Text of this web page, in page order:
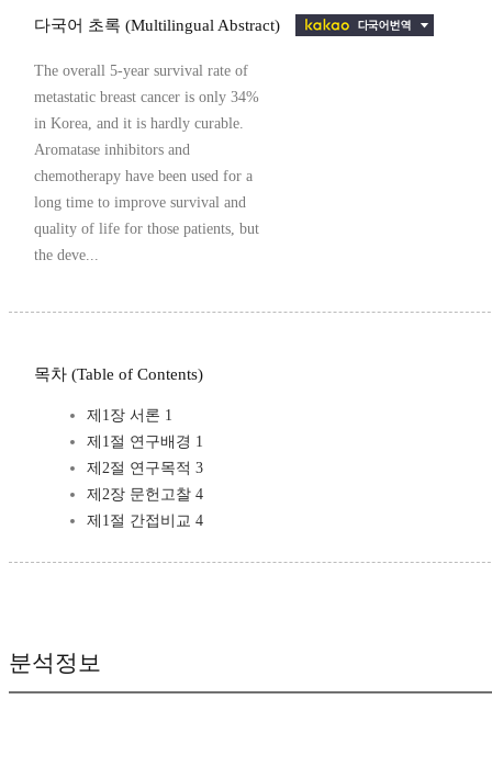
다국어 초록 (Multilingual Abstract)
The overall 5-year survival rate of
metastatic breast cancer is only 34%
in Korea, and it is hardly curable.
Aromatase inhibitors and
chemotherapy have been used for a
long time to improve survival and
quality of life for those patients, but
the deve...
목차 (Table of Contents)
제1장 서론 1
제1절 연구배경 1
제2절 연구목적 3
제2장 문헌고찰 4
제1절 간접비교 4
분석정보